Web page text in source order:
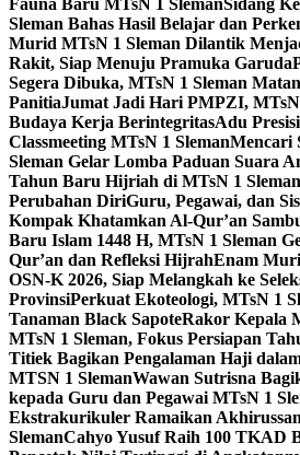
Fauna Baru MTsN 1 SlemanSidang
Sleman Bahas Hasil Belajar dan
Murid MTsN 1 Sleman Dilantik
Rakit, Siap Menuju Pramuka Garuda
Segera Dibuka, MTsN 1 Sleman
PanitiaJumat Jadi Hari PMPZI,
Budaya Kerja BerintegritasAdu
Classmeeting MTsN 1 SlemanMencari
Sleman Gelar Lomba Paduan Suara
Tahun Baru Hijriah di MTsN 1
Perubahan DiriGuru, Pegawai, dan
Kompak Khatamkan Al-Qur’an
Baru Islam 1448 H, MTsN 1 Sleman
Qur’an dan Refleksi HijrahEnam
OSN-K 2026, Siap Melangkah ke
ProvinsiPerkuat Ekoteologi, MTsN 1
Tanaman Black SapoteRakor Kepala
MTsN 1 Sleman, Fokus Persiapan
Titiek Bagikan Pengalaman Haji
MTSN 1 SlemanWawan Sutrisna
kepada Guru dan Pegawai MTsN 1
Ekstrakurikuler Ramaikan
SlemanCahyo Yusuf Raih 100 TKAD